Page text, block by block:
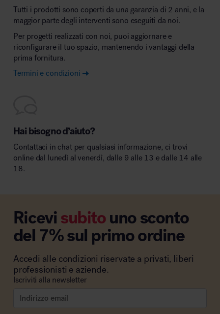
Tutti i prodotti sono coperti da una garanzia di 2 anni, e la
maggior parte degli interventi sono eseguiti da noi.
Per progetti realizzati con noi, puoi aggiornare e
riconfigurare il tuo spazio, mantenendo i vantaggi della
prima fornitura.
Termini e condizioni
Hai bisogno d’aiuto?
Contattaci in chat per qualsiasi informazione, ci trovi
online dal lunedì al venerdì, dalle 9 alle 13 e dalle 14 alle
18.
Ricevisubitouno sconto
del 7% sul primo ordine
Accedi alle condizioni riservate a privati, liberi
professionisti e aziende.
Iscriviti alla newsletter